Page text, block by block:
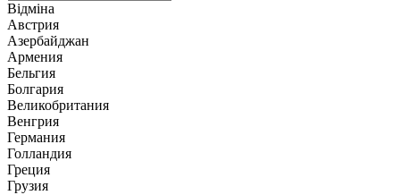
Відміна
Австрия
Азербайджан
Армения
Бельгия
Болгария
Великобритания
Венгрия
Германия
Голландия
Греция
Грузия